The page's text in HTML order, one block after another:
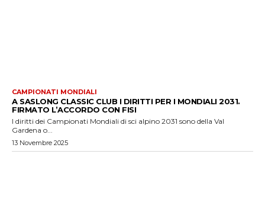
CAMPIONATI MONDIALI
A SASLONG CLASSIC CLUB I DIRITTI PER I MONDIALI 2031.
FIRMATO L’ACCORDO CON FISI
I diritti dei Campionati Mondiali di sci alpino 2031 sono della Val
Gardena o...
13 Novembre 2025